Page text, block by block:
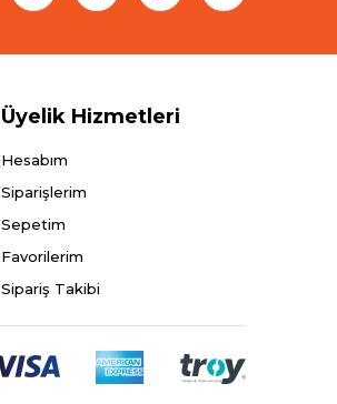
Üyelik Hizmetleri
Hesabım
Siparişlerim
Sepetim
Favorilerim
Sipariş Takibi